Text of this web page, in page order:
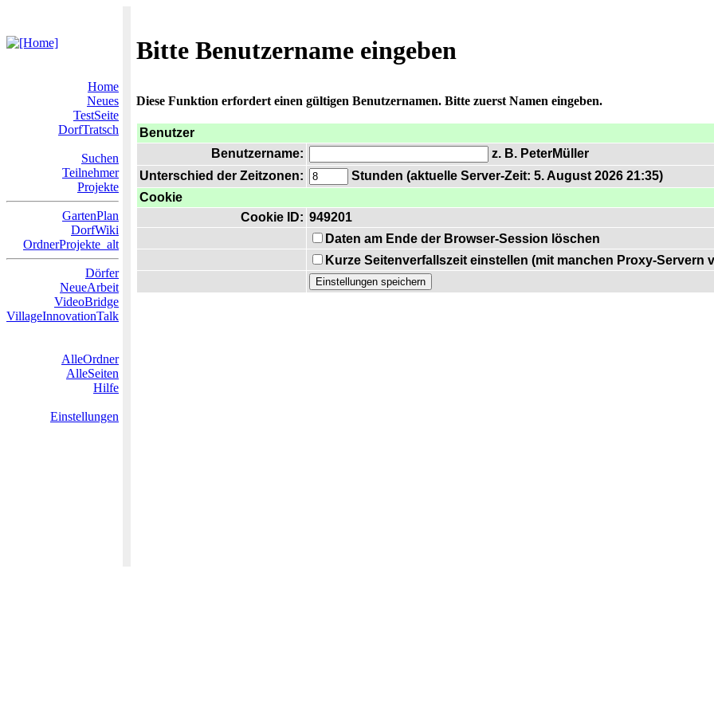
Bitte Benutzername eingeben
Home
Neues
TestSeite
DorfTratsch
Suchen
Teilnehmer
Projekte
GartenPlan
DorfWiki
OrdnerProjekte_alt
Dörfer
NeueArbeit
VideoBridge
VillageInnovationTalk
AlleOrdner
AlleSeiten
Hilfe
Einstellungen
Diese Funktion erfordert einen gültigen Benutzernamen. Bitte zuerst Namen eingeben.
Benutzer
Benutzername:
z. B. PeterMüller
Unterschied der Zeitzonen:
Stunden (aktuelle Server-Zeit: 5. August 2026 21:35)
Cookie
Cookie ID: 949201
Daten am Ende der Browser-Session löschen
Kurze Seitenverfallszeit einstellen (mit manchen Proxy-Servern